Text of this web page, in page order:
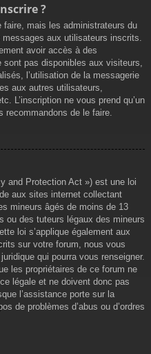
?
faire, mais les administrateurs du
aux utilisateurs inscrits.
avoir accès à des
pas disponibles aux visiteurs,
l’utilisation de la messagerie
aux autres utilisateurs,
L’inscription ne vous prend qu’un
recommandons de le faire.
and Protection Act ») est une loi
aux sites internet collectant
mineurs âgés de moins de 13
ou des tuteurs légaux des mineurs
loi s’applique également aux
sur votre forum, nous vous
qui pourra vous renseigner.
les propriétaires de ce forum ne
légale et ne doivent donc pas
l’assistance porte sur la
de problèmes d’abus ou d’ordres